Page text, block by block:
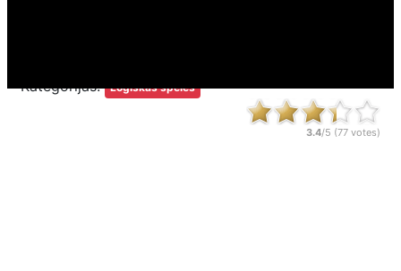
Kategorijas: Loģiskās spēles
3.4/5 (77 votes)